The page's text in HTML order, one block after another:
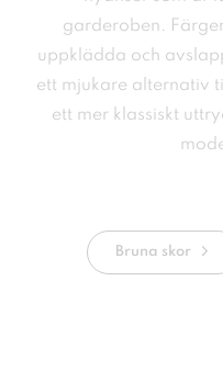
garderoben.
uppklädda och
ett mjukare alternativ
ett mer klassiskt
Bruna skor